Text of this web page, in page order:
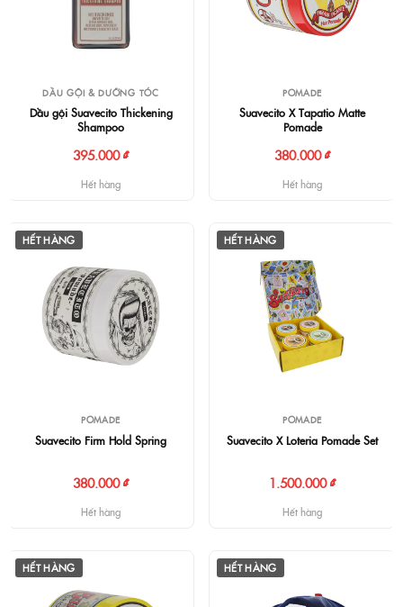
DẦU GỘI & DƯỠNG TÓC
Dầu gội Suavecito Thickening
Shampoo
395.000 ₫
Hết hàng
POMADE
Suavecito X Tapatio Matte
Pomade
380.000 ₫
Hết hàng
HẾT HÀNG
POMADE
Suavecito Firm Hold Spring
380.000 ₫
Hết hàng
HẾT HÀNG
POMADE
Suavecito X Loteria Pomade Set
1.500.000 ₫
Hết hàng
HẾT HÀNG HẾT HÀNG